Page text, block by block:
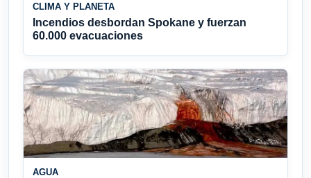
CLIMA Y PLANETA
Incendios desbordan Spokane y fuerzan
60.000 evacuaciones
AGUA